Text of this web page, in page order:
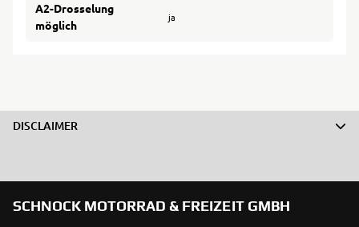
A2-Drosselung
möglich
ja
DISCLAIMER
SCHNOCK MOTORRAD & FREIZEIT GMBH